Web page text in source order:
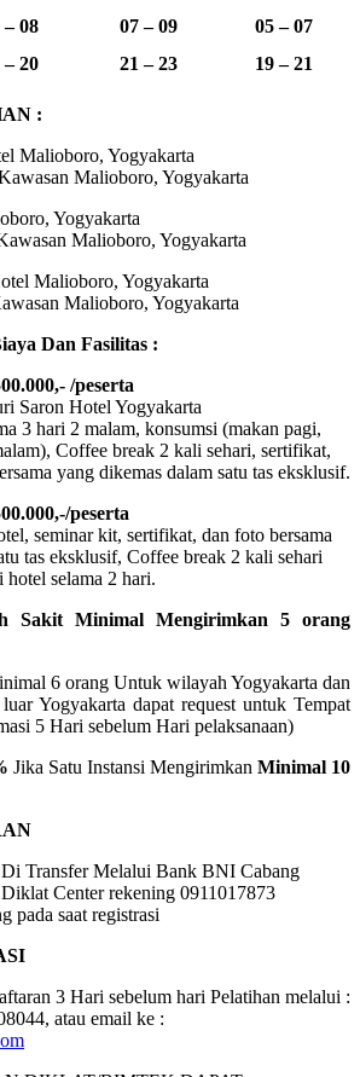
– 08 07 – 09
05 – 07
– 20 21 – 23 19 – 21
:
Malioboro, Yogyakarta
Malioboro, Yogyakarta
Yogyakarta
Malioboro, Yogyakarta
Malioboro, Yogyakarta
Malioboro, Yogyakarta
Dan Fasilitas :
/peserta
Saron Hotel Yogyakarta
3 hari 2 malam, konsumsi (makan pagi,
Coffee break 2 kali sehari, sertifikat,
yang dikemas dalam satu tas eksklusif.
peserta
seminar kit, sertifikat, dan foto bersama
tas eksklusif, Coffee break 2 kali sehari
hotel selama 2 hari.
Sakit Minimal Mengirimkan 5 orang
6 orang Untuk wilayah Yogyakarta dan
Yogyakarta dapat request untuk Tempat
5 Hari sebelum Hari pelaksanaan)
Jika Satu Instansi Mengirimkan Minimal 10
Transfer Melalui Bank BNI Cabang
Center rekening 0911017873
pada saat registrasi
3 Hari sebelum hari Pelatihan melalui :
atau email ke :